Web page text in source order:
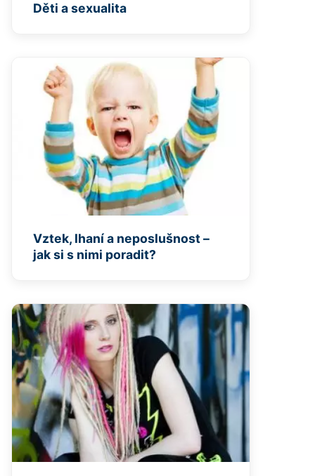
Děti a sexualita
Vztek, lhaní a neposlušnost –
jak si s nimi poradit?